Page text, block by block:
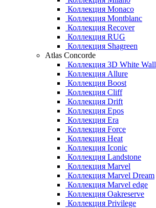
Коллекция Monaco
Коллекция Montblanc
Коллекция Recover
Коллекция RUG
Коллекция Shagreen
Atlas Concorde
Коллекция 3D White Wall
Коллекция Allure
Коллекция Boost
Коллекция Cliff
Коллекция Drift
Коллекция Epos
Коллекция Era
Коллекция Force
Коллекция Heat
Коллекция Iconic
Коллекция Landstone
Коллекция Marvel
Коллекция Marvel Dream
Коллекция Marvel edge
Коллекция Oakreserve
Коллекция Privilege